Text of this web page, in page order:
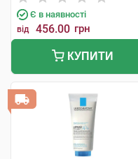
Є в наявності
від 456.00 грн
КУПИТИ